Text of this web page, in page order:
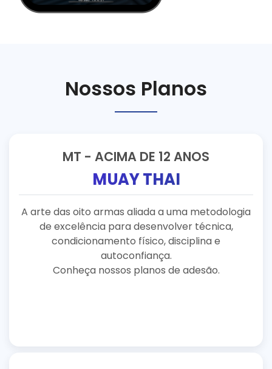
Nossos Planos
MT - ACIMA DE 12 ANOS
MUAY THAI
A arte das oito armas aliada a uma metodologia
de excelência para desenvolver técnica,
condicionamento físico, disciplina e
autoconfiança.
Conheça nossos planos de adesão.